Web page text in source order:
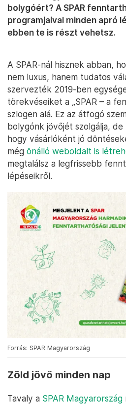
bolygóért? A SPAR
programjaival minden apró
ebben te is részt vehetsz.
A SPAR-nál hisznek abban,
nem luxus, hanem tudatos
szervezték 2019-ben
törekvéseiket a „SPAR – a
szlogen alá. Ez az átfogó
bolygónk jövőjét szolgálja,
hogy vásárlóként jó
még önálló weboldalt is
megtalálsz a legfrissebb
lépéseikről.
Forrás: SPAR Magyarország
Zöld jövő minden nap
Tavaly a SPAR Magyarország